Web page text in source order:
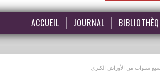
ACCUEIL JOURNAL
سنوات من الأوراش الكبرى